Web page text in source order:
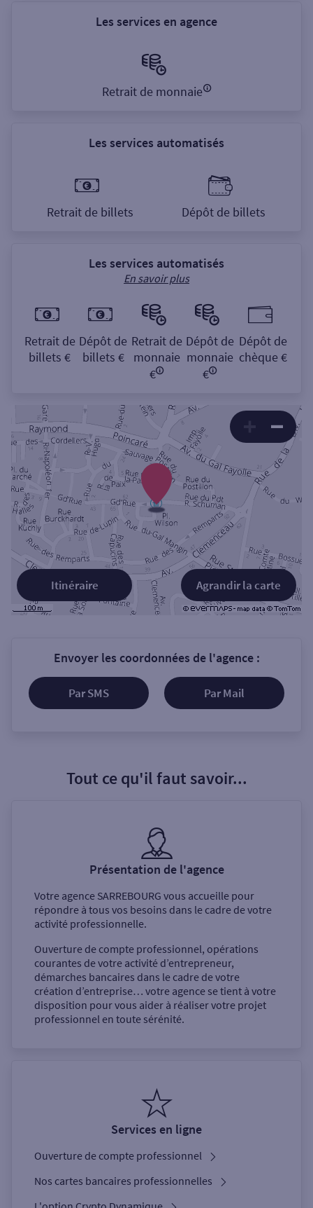
Les services en agence
Retrait de monnaie
Les services automatisés
Retrait de billets Dépôt de billets
Les services automatisés
En savoir plus
Retrait de
billets €
Dépôt de
billets €
Retrait de
monnaie
€
Dépôt de
monnaie
€
Dépôt de
chèque €
Agrandir la carte
Itinéraire
Envoyer les coordonnées de l'agence :
Par SMS Par Mail
Tout ce qu'il faut savoir...
Présentation de l'agence
Votre agence SARREBOURG vous accueille pour
répondre à tous vos besoins dans le cadre de votre
activité professionnelle.
Ouverture de compte professionnel, opérations
courantes de votre activité d’entrepreneur,
démarches bancaires dans le cadre de votre
création d’entreprise… votre agence se tient à votre
disposition pour vous aider à réaliser votre projet
professionnel en toute sérénité.
Services en ligne
Ouverture de compte professionnel
Nos cartes bancaires professionnelles